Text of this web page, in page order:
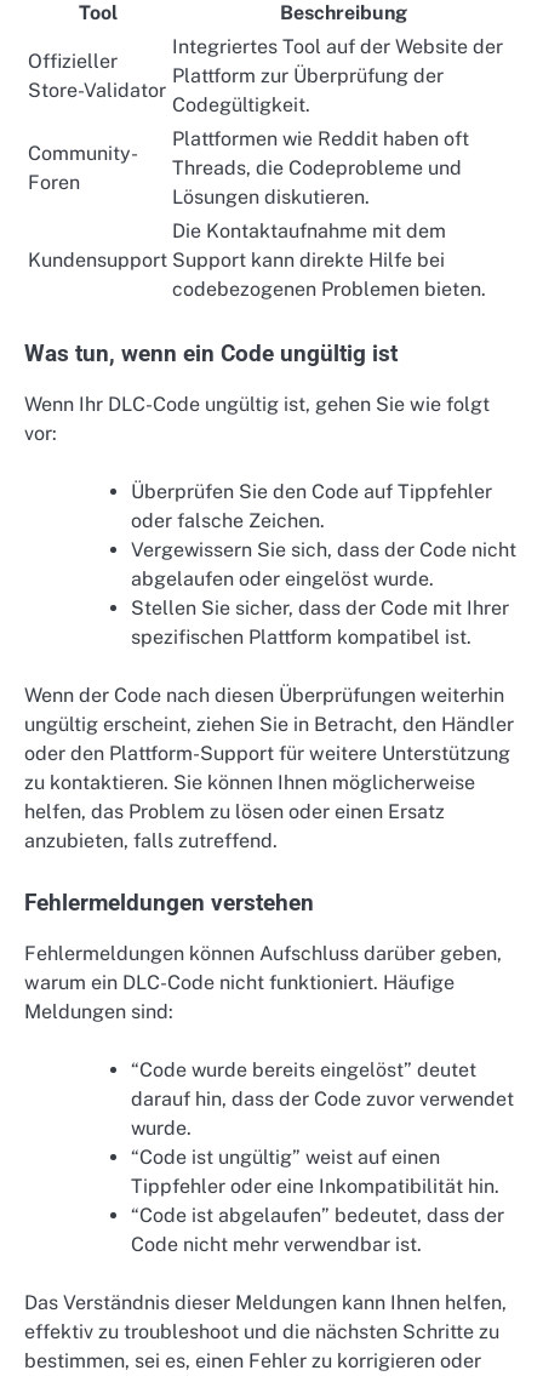
Tool Beschreibung
Offizieller
Store-Validator
Integriertes Tool auf der Website der
Plattform zur Überprüfung der
Codegültigkeit.
Community-
Foren
Plattformen wie Reddit haben oft
Threads, die Codeprobleme und
Lösungen diskutieren.
Kundensupport
Die Kontaktaufnahme mit dem
Support kann direkte Hilfe bei
codebezogenen Problemen bieten.
Was tun, wenn ein Code ungültig ist
Wenn Ihr DLC-Code ungültig ist, gehen Sie wie folgt
vor:
Überprüfen Sie den Code auf Tippfehler
oder falsche Zeichen.
Vergewissern Sie sich, dass der Code nicht
abgelaufen oder eingelöst wurde.
Stellen Sie sicher, dass der Code mit Ihrer
spezifischen Plattform kompatibel ist.
Wenn der Code nach diesen Überprüfungen weiterhin
ungültig erscheint, ziehen Sie in Betracht, den Händler
oder den Plattform-Support für weitere Unterstützung
zu kontaktieren. Sie können Ihnen möglicherweise
helfen, das Problem zu lösen oder einen Ersatz
anzubieten, falls zutreffend.
Fehlermeldungen verstehen
Fehlermeldungen können Aufschluss darüber geben,
warum ein DLC-Code nicht funktioniert. Häufige
Meldungen sind:
“Code wurde bereits eingelöst” deutet
darauf hin, dass der Code zuvor verwendet
wurde.
“Code ist ungültig” weist auf einen
Tippfehler oder eine Inkompatibilität hin.
“Code ist abgelaufen” bedeutet, dass der
Code nicht mehr verwendbar ist.
Das Verständnis dieser Meldungen kann Ihnen helfen,
effektiv zu troubleshoot und die nächsten Schritte zu
bestimmen, sei es, einen Fehler zu korrigieren oder